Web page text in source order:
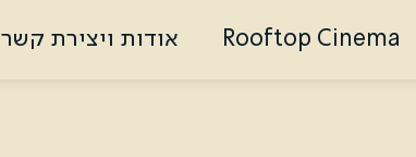
Rooftop Cinema אודות ויצירת קשר